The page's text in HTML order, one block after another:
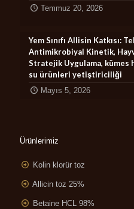
Temmuz 20, 2026
Yem Sınıfı Allisin Katkısı:
Antimikrobiyal Kinetik,
Stratejik Uygulama, kümes
su ürünleri yetiştiriciliği
Mayıs 5, 2026
Ürünlerimiz
Kolin klorür toz
Allicin toz 25%
Betaine HCL 98%